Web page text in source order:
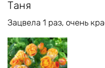
Таня
Зацвела 1 раз, очень